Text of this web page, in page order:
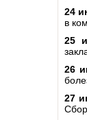
24
в
25
26
27